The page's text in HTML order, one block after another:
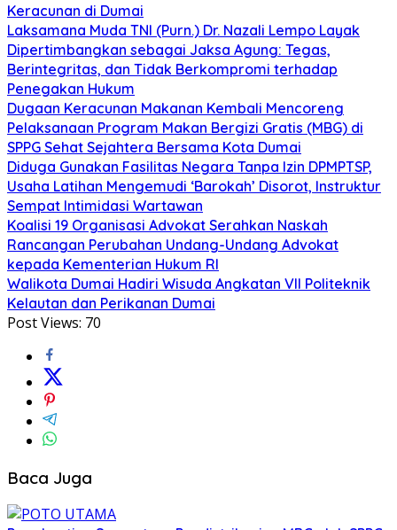
Keracunan di Dumai
Laksamana Muda TNI (Purn.) Dr. Nazali Lempo Layak
Dipertimbangkan sebagai Jaksa Agung: Tegas,
Berintegritas, dan Tidak Berkompromi terhadap
Penegakan Hukum
Dugaan Keracunan Makanan Kembali Mencoreng
Pelaksanaan Program Makan Bergizi Gratis (MBG) di
SPPG Sehat Sejahtera Bersama Kota Dumai
Diduga Gunakan Fasilitas Negara Tanpa Izin DPMPTSP,
Usaha Latihan Mengemudi ‘Barokah’ Disorot, Instruktur
Sempat Intimidasi Wartawan
Koalisi 19 Organisasi Advokat Serahkan Naskah
Rancangan Perubahan Undang-Undang Advokat
kepada Kementerian Hukum RI
Walikota Dumai Hadiri Wisuda Angkatan VII Politeknik
Kelautan dan Perikanan Dumai
Post Views: 70
Baca Juga